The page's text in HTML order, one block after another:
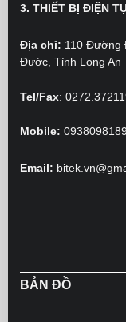
3. THIẾT BỊ ĐIỆN
Địa chỉ: 110 Đường
Đước, Tỉnh Long An
Tel/Fax:
Mobile:
Email:
BẢN ĐỒ